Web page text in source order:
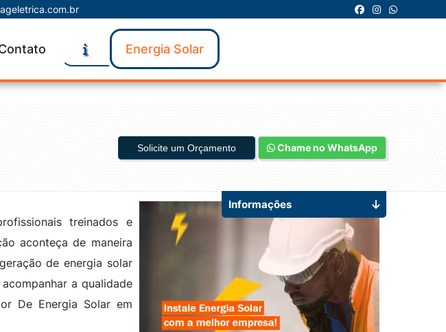
Energia Solar
Solicite um Orçamento Chame no WhatsApp
treinados e
aconteça de maneira
de energia solar
a qualidade
De Energia Solar em
Informações